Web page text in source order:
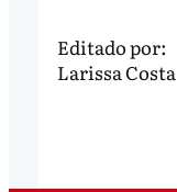
Editado por:
Larissa Costa